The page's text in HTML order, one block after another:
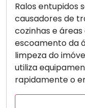
Ralos entupidos
causadores de
cozinhas e
escoamento da
limpeza do
utiliza
rapidamente o